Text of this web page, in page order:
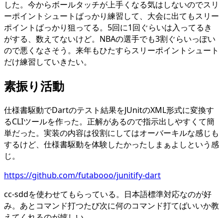
した。今からボールタッチが上手くなる気はしないのでスリ
ーポイントシュートばっかり練習して、大会に出てもスリー
ポイントばっかり狙ってる。5回に1回ぐらいは入ってるき
がする、数えてないけど。NBAの選手でも3割ぐらいっぽい
ので悪くなさそう。来年もひたすらスリーポイントシュート
だけ練習していきたい。
素振り活動
仕様書駆動でDartのテスト結果をJUnitのXML形式に変換す
るCLIツールを作った。正解があるので指示出しやすくて簡
単だった。実装の内容は役割にしてはオーバーキルな感じも
するけど、仕様書駆動を体験したかったしまぁよしという感
じ。
https://github.com/futabooo/junitify-dart
cc-sddを使わせてもらっている。日本語標準対応なのが好
み。あとコマンド打つたび次に何のコマンド打てばいいか教